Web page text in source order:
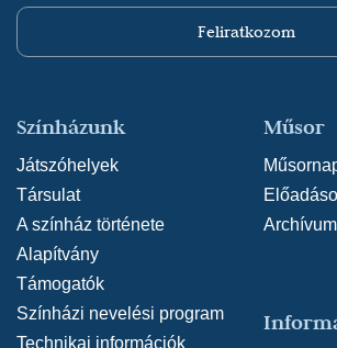
Feliratkozom
Színházunk
Játszóhelyek
Társulat
A színház története
Alapítvány
Támogatók
Színházi nevelési program
Technikai információk
Műsor
Archívum